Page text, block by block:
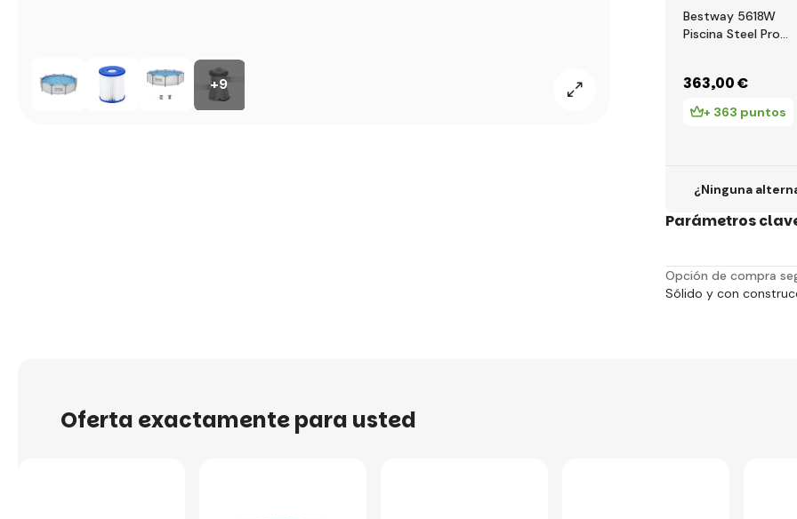
+9
Bestway 5618W
Piscina Steel Pro
363,00 €
+ 363 puntos
¿Ninguna
Parámetros
Opción de compra
Sólido y con
Oferta exactamente para usted